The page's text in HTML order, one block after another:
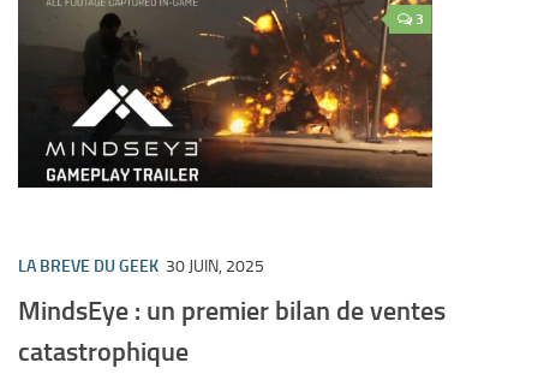
3
LA BREVE DU GEEK 30 JUIN, 2025
MindsEye : un premier bilan de ventes
catastrophique